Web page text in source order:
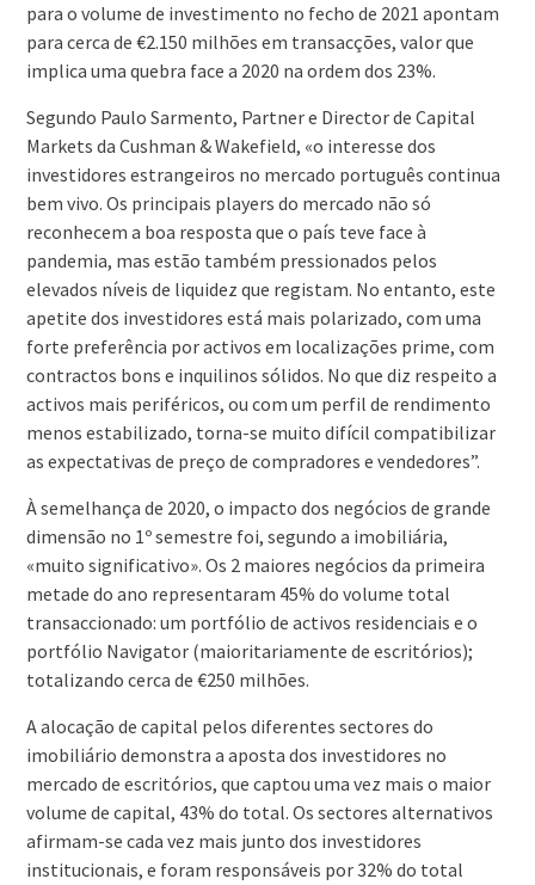
para o volume de investimento no fecho de 2021 apontam
para cerca de €2.150 milhões em transacções, valor que
implica uma quebra face a 2020 na ordem dos 23%.
Segundo Paulo Sarmento, Partner e Director de Capital
Markets da Cushman & Wakefield, «o interesse dos
investidores estrangeiros no mercado português continua
bem vivo. Os principais players do mercado não só
reconhecem a boa resposta que o país teve face à
pandemia, mas estão também pressionados pelos
elevados níveis de liquidez que registam. No entanto, este
apetite dos investidores está mais polarizado, com uma
forte preferência por activos em localizações prime, com
contractos bons e inquilinos sólidos. No que diz respeito a
activos mais periféricos, ou com um perfil de rendimento
menos estabilizado, torna-se muito difícil compatibilizar
as expectativas de preço de compradores e vendedores”.
À semelhança de 2020, o impacto dos negócios de grande
dimensão no 1º semestre foi, segundo a imobiliária,
«muito significativo». Os 2 maiores negócios da primeira
metade do ano representaram 45% do volume total
transaccionado: um portfólio de activos residenciais e o
portfólio Navigator (maioritariamente de escritórios);
totalizando cerca de €250 milhões.
A alocação de capital pelos diferentes sectores do
imobiliário demonstra a aposta dos investidores no
mercado de escritórios, que captou uma vez mais o maior
volume de capital, 43% do total. Os sectores alternativos
afirmam-se cada vez mais junto dos investidores
institucionais, e foram responsáveis por 32% do total